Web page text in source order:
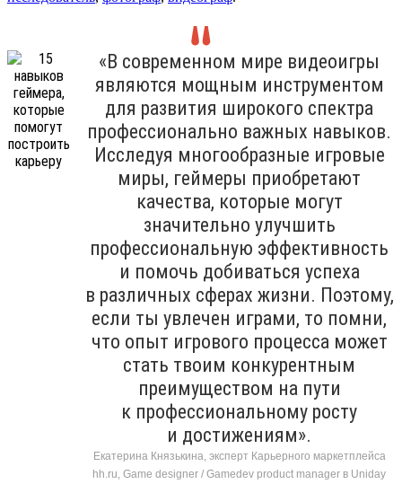
«В современном мире видеоигры
являются мощным инструментом
для развития широкого спектра
профессионально важных навыков.
Исследуя многообразные игровые
миры, геймеры приобретают
качества, которые могут
значительно улучшить
профессиональную эффективность
и помочь добиваться успеха
в различных сферах жизни. Поэтому,
если ты увлечен играми, то помни,
что опыт игрового процесса может
стать твоим конкурентным
преимуществом на пути
к профессиональному росту
и достижениям».
Екатерина Князькина, эксперт Карьерного маркетплейса
hh.ru, Game designer / Gamedev product manager в Uniday